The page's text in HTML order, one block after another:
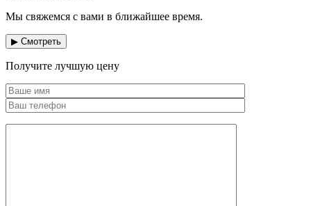
Мы свяжемся с вами в ближайшее время.
▶ Смотреть
Получите лучшую цену